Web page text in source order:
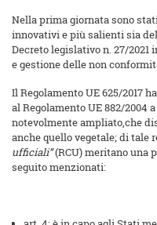
Nella prima giornata sono
innovativi e più salienti sia del
Decreto legislativo n. 27/2021
e gestione delle non
Il Regolamento UE 625/2017
al Regolamento UE 882/2004
notevolmente ampliato,che
anche quello vegetale; di tale
ufficiali”(RCU) meritano una
seguito menzionati: